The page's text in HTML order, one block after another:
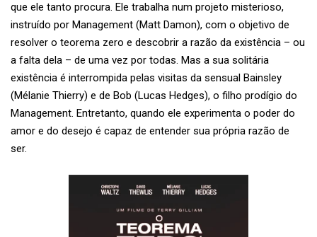
que ele tanto procura. Ele trabalha num projeto misterioso,
instruído por Management (Matt Damon), com o objetivo de
resolver o teorema zero e descobrir a razão da existência – ou
a falta dela – de uma vez por todas. Mas a sua solitária
existência é interrompida pelas visitas da sensual Bainsley
(Mélanie Thierry) e de Bob (Lucas Hedges), o filho prodígio do
Management. Entretanto, quando ele experimenta o poder do
amor e do desejo é capaz de entender sua própria razão de
ser.